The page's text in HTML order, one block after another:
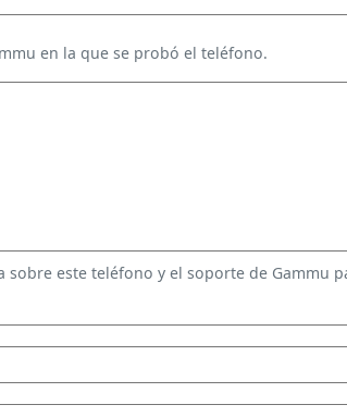
en la que se probó el teléfono.
sobre este teléfono y el soporte de Gammu